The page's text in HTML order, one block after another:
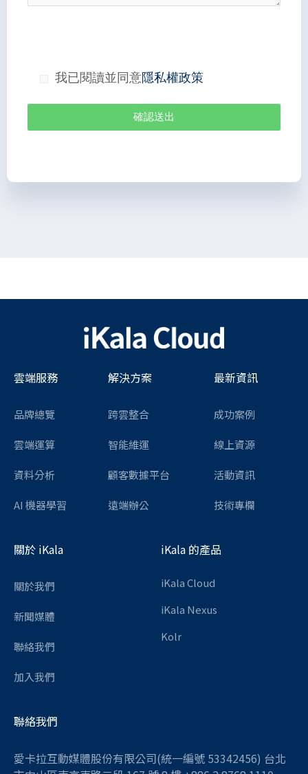
我已閱讀並同意隱私權政策
確認送出
雲端服務
品牌總覽
雲端運算
資料分析
AI 機器學習
解決方案
跨雲整合
智能維運
顧客數據平台
遠端辦公
最新資訊
成功案例
線上資源
活動資訊
技術專欄
關於 iKala
關於我們
新聞媒體
聯絡我們
加入我們
iKala 的產品
iKala Cloud
iKala Nexus
Kolr
聯絡我們
愛卡拉互動媒體股份有限公司(統一編號 53342456) 台北